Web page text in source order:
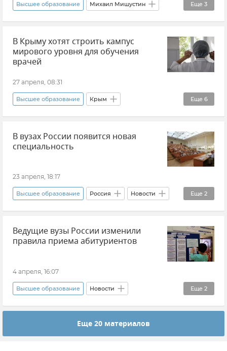
Еще 3
Высшее образование Михаил Мишустин
Образование в России Новости
Экономика
В Крыму хотят строить кампус
мирового уровня для обучения
врачей
27 апреля, 08:31
Еще 6
Высшее образование Крым
Здравоохранение в Крыму и Севастополе
Здравоохранение в России Медицина
В вузах России появится новая
специальность
23 апреля, 18:17
Еще 2
Высшее образование Россия Новости
Валерий Фальков
Ведущие вузы России изменили
правила приема абитуриентов
4 апреля, 16:07
Еще 2
Высшее образование Новости
Образование в России Россия
Еще 20 материалов